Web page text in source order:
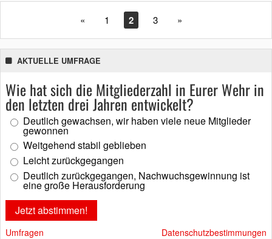
« 1 2 3 »
AKTUELLE UMFRAGE
Wie hat sich die Mitgliederzahl in Eurer Wehr in
den letzten drei Jahren entwickelt?
Deutlich gewachsen, wir haben viele neue Mitglieder
gewonnen
Weitgehend stabil geblieben
Leicht zurückgegangen
Deutlich zurückgegangen, Nachwuchsgewinnung ist
eine große Herausforderung
Umfragen Datenschutzbestimmungen